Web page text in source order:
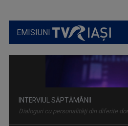
EMISIUNI